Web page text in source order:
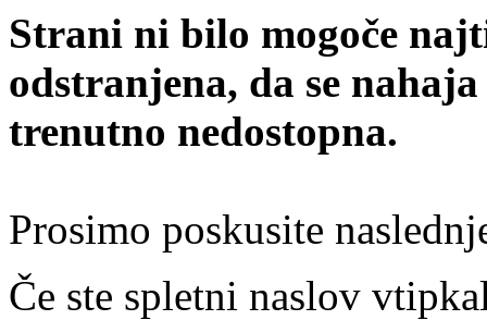
Strani ni bilo mogoče
odstranjena, da se
trenutno nedostopna.
Prosimo poskusite
Če ste spletni naslov